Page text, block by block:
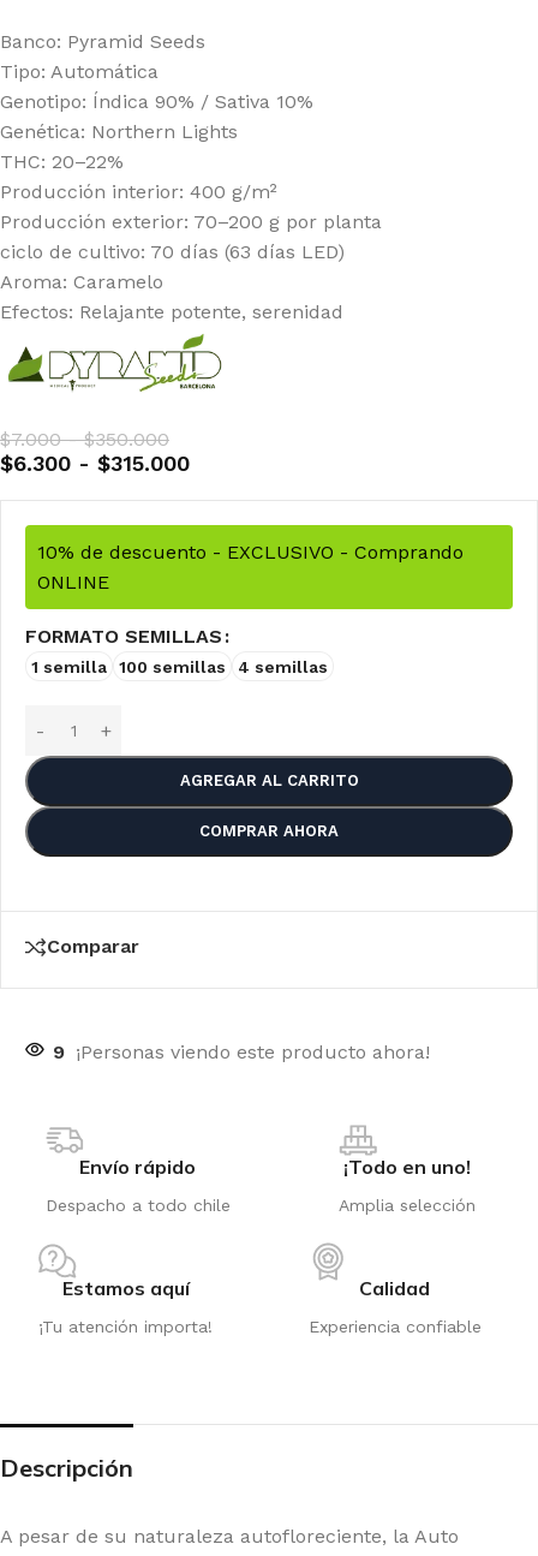
Banco: Pyramid Seeds
Tipo: Automática
Genotipo: Índica 90% / Sativa 10%
Genética: Northern Lights
THC: 20–22%
Producción interior: 400 g/m²
Producción exterior: 70–200 g por planta
ciclo de cultivo: 70 días (63 días LED)
Aroma: Caramelo
Efectos: Relajante potente, serenidad
$7.000 - $350.000
$6.300 - $315.000
10% de descuento - EXCLUSIVO - Comprando
ONLINE
FORMATO SEMILLAS
1 semilla 100 semillas 4 semillas
AGREGAR AL CARRITO
COMPRAR AHORA
Comparar
9 ¡Personas viendo este producto ahora!
Envío rápido
Despacho a todo chile
¡Todo en uno!
Amplia selección
Estamos aquí
¡Tu atención importa!
Calidad
Experiencia confiable
Descripción
A pesar de su naturaleza autofloreciente, la Auto